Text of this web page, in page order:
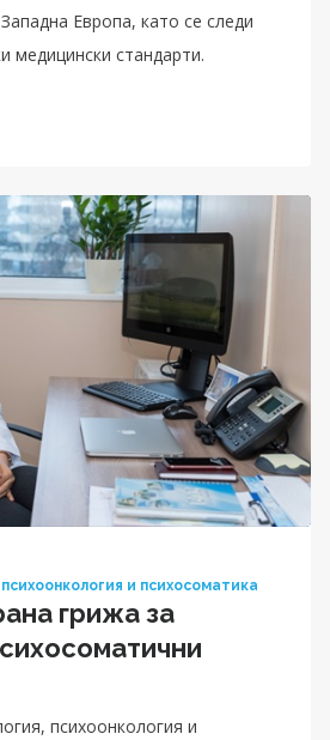
Европа, като се следи
медицински стандарти.
и психосоматика
грижа за
психоонкология и